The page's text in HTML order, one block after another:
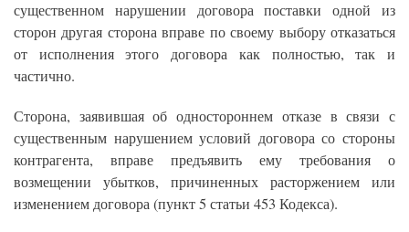
существенном нарушении договора поставки одной из
сторон другая сторона вправе по своему выбору отказаться
от исполнения этого договора как полностью, так и
частично.
Сторона, заявившая об одностороннем отказе в связи с
существенным нарушением условий договора со стороны
контрагента, вправе предъявить ему требования о
возмещении убытков, причиненных расторжением или
изменением договора (пункт 5 статьи 453 Кодекса).